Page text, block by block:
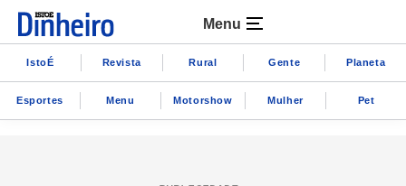
Menu
IstoÉ Revista Rural Gente Planeta
Esportes Menu Motorshow Mulher Pet